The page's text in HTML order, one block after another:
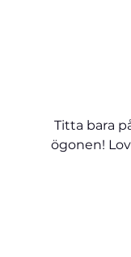
Titta bara
ögonen!